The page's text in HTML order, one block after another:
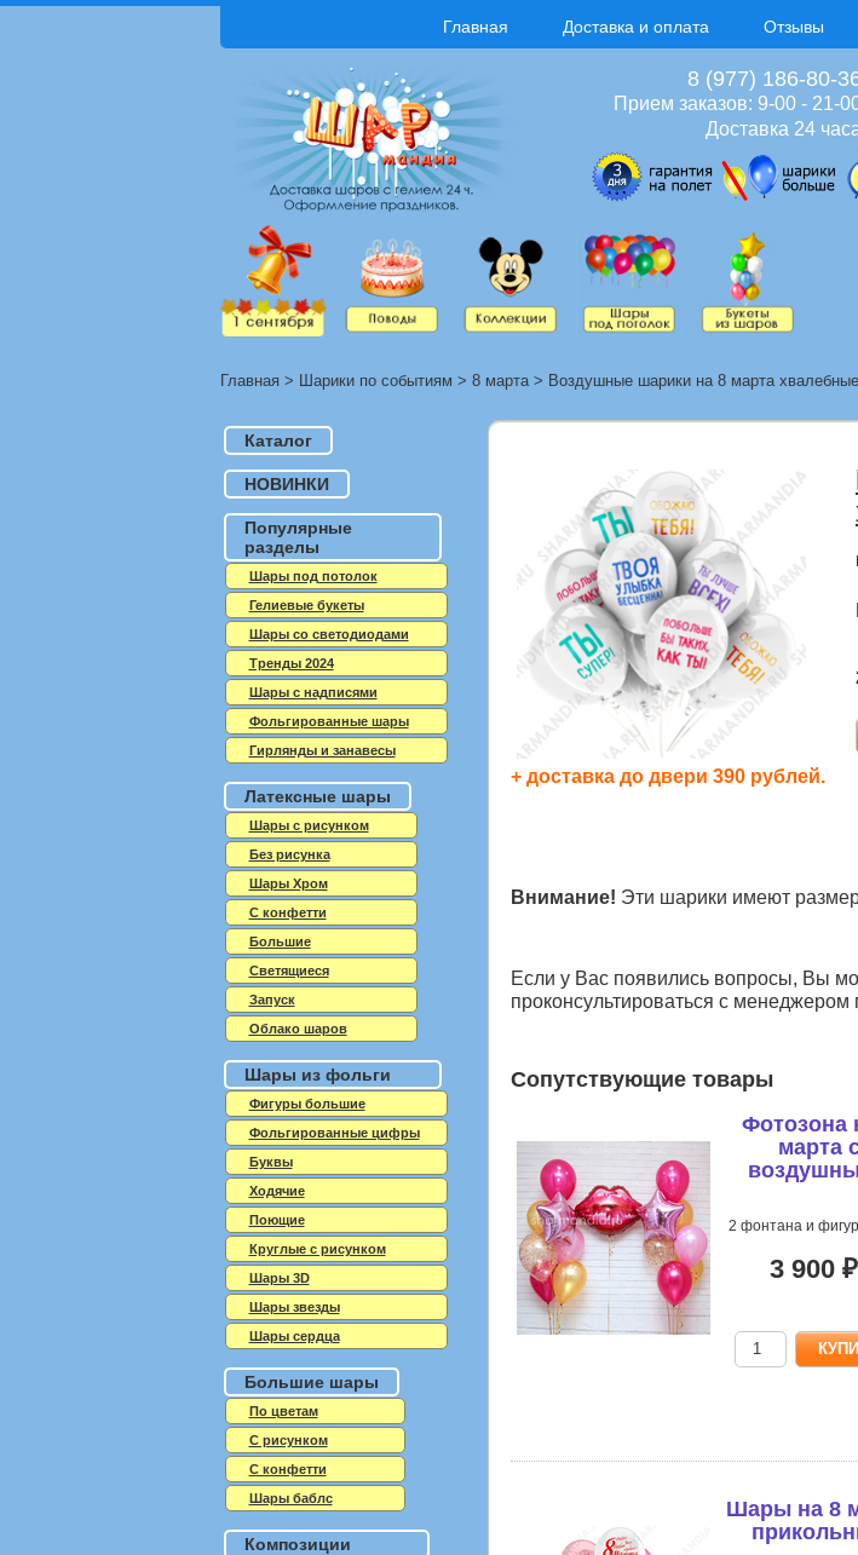
Главная Доставка и оплата Отзывы
8 (977) 186-80-
Прием заказов: 9-00 - 21-
Доставка 24
Главная > Шарики по событиям > 8 марта > Воздушные шарики на 8 марта хвалебные
+ доставка до двери 390 рублей.
Внимание! Эти шарики имеют
Если у Вас появились вопросы, Вы
проконсультироваться с менеджером
Сопутствующие товары
Фотозона
марта
2 фонтана и
3 900 ₽
Шары на 8
Каталог
НОВИНКИ
Популярные
разделы
Шары под потолок
Гелиевые букеты
Шары со светодиодами
Тренды 2024
Шары с надписями
Фольгированные шары
Гирлянды и занавесы
Латексные шары
Шары с рисунком
Без рисунка
Шары Хром
C конфетти
Большие
Светящиеся
Запуск
Облако шаров
Шары из фольги
Фигуры большие
Фольгированные цифры
Буквы
Ходячие
Поющие
Круглые с рисунком
Шары 3D
Шары звезды
Шары сердца
Большие шары
По цветам
С рисунком
С конфетти
Шары баблс
Композиции